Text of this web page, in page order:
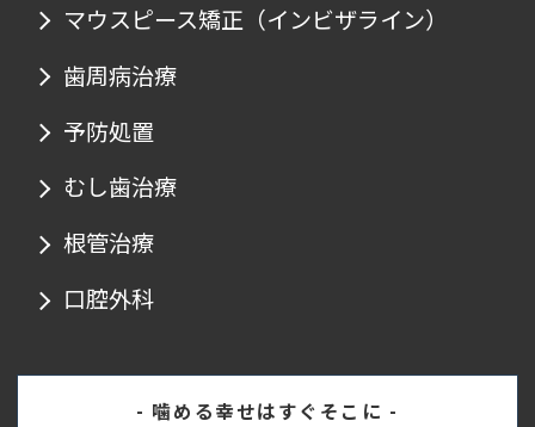
マウスピース矯正 （インビザライン）
歯周病治療
予防処置
むし歯治療
根管治療
口腔外科
- 噛める幸せはすぐそこに -